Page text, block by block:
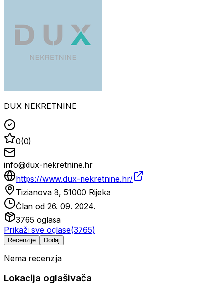
DUX NEKRETNINE
0(0)
info@dux-nekretnine.hr
https://www.dux-nekretnine.hr/
Tizianova 8, 51000 Rijeka
Član od 26. 09. 2024.
3765 oglasa
Prikaži sve oglase(3765)
Recenzije Dodaj
Nema recenzija
Lokacija oglašivača